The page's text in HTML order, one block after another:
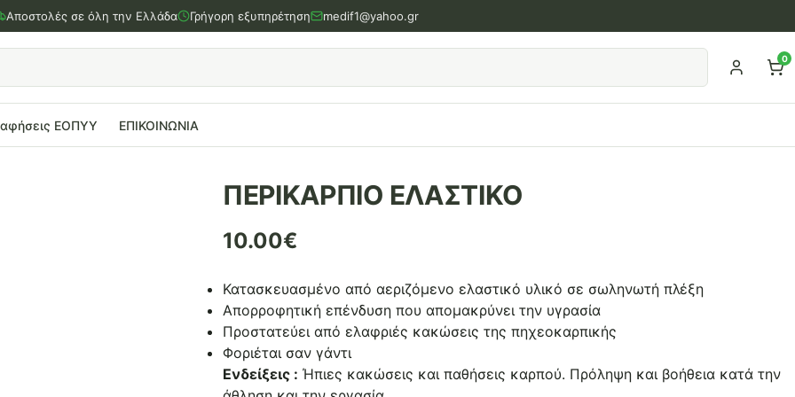
Αποστολές σε όλη την Ελλάδα Γρήγορη εξυπηρέτηση medif1@yahoo.gr
0
ΕΟΠΥΥ ΕΠΙΚΟΙΝΩΝΙΑ
ΠΕΡΙΚΑΡΠΙΟ ΕΛΑΣΤΙΚΟ
10.00€
Κατασκευασμένο από αεριζόμενο ελαστικό υλικό σε σωληνωτή πλέξη
Απορροφητική επένδυση που απομακρύνει την υγρασία
Προστατεύει από ελαφριές κακώσεις της πηχεοκαρπικής
Φοριέται σαν γάντι
Ενδείξεις : Ήπιες κακώσεις και παθήσεις καρπού. Πρόληψη και βοήθεια κατά την